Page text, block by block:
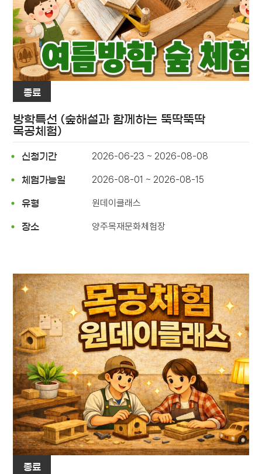
종료
방학특선 (숲해설과 함께하는 뚝딱뚝딱
목공체험)
신청기간 2026-06-23 ~ 2026-08-08
체험가능일 2026-08-01 ~ 2026-08-15
유형 원데이클래스
장소 양주목재문화체험장
종료